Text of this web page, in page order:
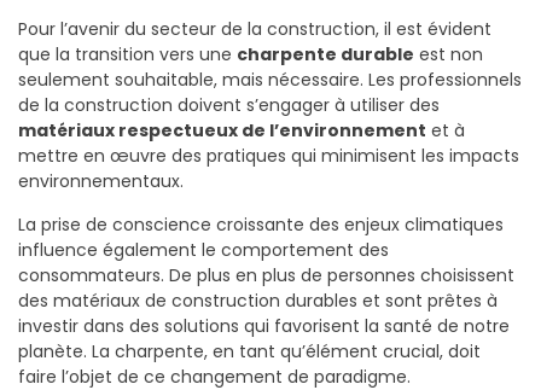
Pour l’avenir du secteur de la construction, il est évident
que la transition vers une charpente durable est non
seulement souhaitable, mais nécessaire. Les professionnels
de la construction doivent s’engager à utiliser des
matériaux respectueux de l’environnement et à
mettre en œuvre des pratiques qui minimisent les impacts
environnementaux.
La prise de conscience croissante des enjeux climatiques
influence également le comportement des
consommateurs. De plus en plus de personnes choisissent
des matériaux de construction durables et sont prêtes à
investir dans des solutions qui favorisent la santé de notre
planète. La charpente, en tant qu’élément crucial, doit
faire l’objet de ce changement de paradigme.